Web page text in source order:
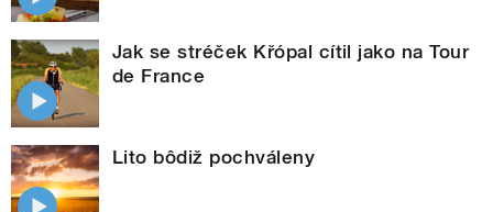
Jak se stréček Křópal cítil jako na Tour
de France
Lito bôdiž pochváleny